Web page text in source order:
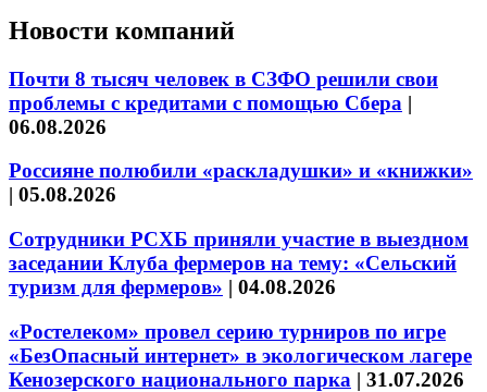
Новости компаний
Почти 8 тысяч человек в СЗФО решили свои
проблемы с кредитами с помощью Сбера |
06.08.2026
Россияне полюбили «раскладушки» и «книжки»
| 05.08.2026
Сотрудники РСХБ приняли участие в выездном
заседании Клуба фермеров на тему: «Сельский
туризм для фермеров» | 04.08.2026
«Ростелеком» провел серию турниров по игре
«БезОпасный интернет» в экологическом лагере
Кенозерского национального парка | 31.07.2026